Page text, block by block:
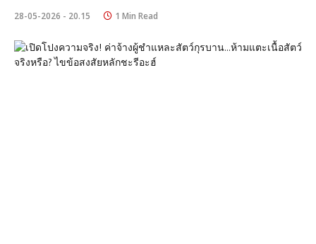
28-05-2026 - 20.15 1 Min Read